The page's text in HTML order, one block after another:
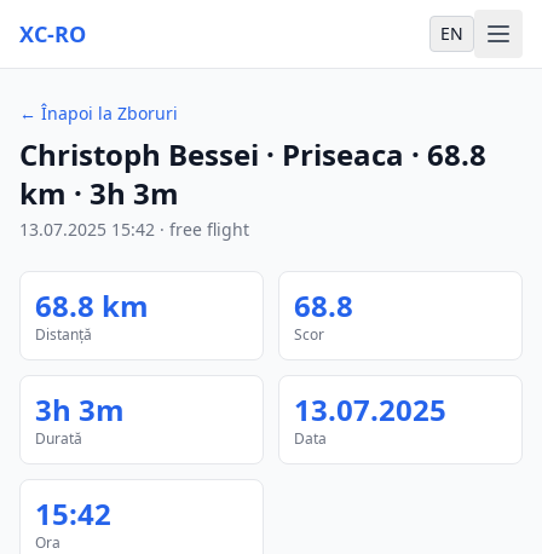
XC-RO EN
← Înapoi la Zboruri
Christoph Bessei · Priseaca · 68.8
km · 3h 3m
13.07.2025 15:42 · free flight
68.8 km
Distanță
68.8
Scor
3h 3m
Durată
13.07.2025
Data
15:42
Ora